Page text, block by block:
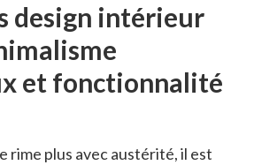
design intérieur
et fonctionnalité
rime plus avec austérité, il est